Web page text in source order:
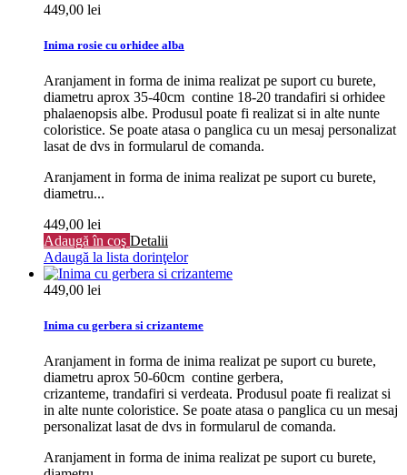
449,00 lei
Inima rosie cu orhidee alba
Aranjament in forma de inima realizat pe suport cu burete,
diametru aprox 35-40cm contine 18-20 trandafiri si orhidee
phalaenopsis albe. Produsul poate fi realizat si in alte nunte
coloristice. Se poate atasa o panglica cu un mesaj personalizat
lasat de dvs in formularul de comanda.
Aranjament in forma de inima realizat pe suport cu burete,
diametru...
449,00 lei
Adaugă în coş Detalii
Adaugă la lista dorinţelor
449,00 lei
Inima cu gerbera si crizanteme
Aranjament in forma de inima realizat pe suport cu burete,
diametru aprox 50-60cm contine gerbera,
crizanteme, trandafiri si verdeata. Produsul poate fi realizat si
in alte nunte coloristice. Se poate atasa o panglica cu un mesaj
personalizat lasat de dvs in formularul de comanda.
Aranjament in forma de inima realizat pe suport cu burete,